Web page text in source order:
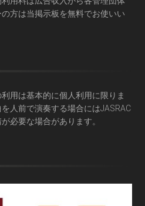
方は当掲示板を無料でお使いい
用は基本的に個人利用に限りま
人前で演奏する場合にはJASRAC
必要な場合があります。